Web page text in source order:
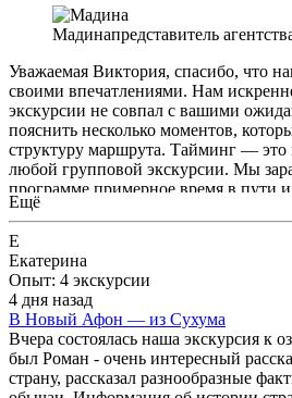
Мадинапредставитель
Уважаемая Виктория, спасибо, что
своими впечатлениями. Нам
экскурсии не совпал с вашими
пояснить несколько моментов,
структуру маршрута. Тайминг — это
любой групповой экскурсии. Мы
программе примерное время в пути
гости могли оценить свой комфорт. В
действительно заложены
достопримечательностям, а часть
гастрономией региона, и мы
компактными. Водопады и Голубое
да, они короткие, но мы
бронирования. Озеро Рица —
это расчётное время с учётом
возможного обеда/катамарана. Да,
но других вариантов для массового
Ещё
Е
Екатерина
Опыт: 4 экскурсии
4 дня назад
В Новый Афон — из Сухума
Вчера состоялась наша экскурсия к
был Роман - очень интересный
страну, рассказал разнообразные